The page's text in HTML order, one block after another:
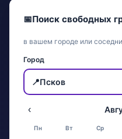
📅Поиск свободных
в вашем городе или
Город
📍Псков
‹
Пн Вт Ср